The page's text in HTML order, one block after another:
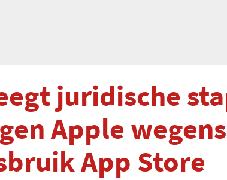
juridische
Apple wegens
App Store